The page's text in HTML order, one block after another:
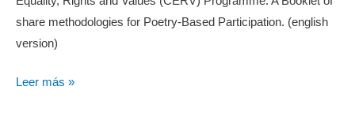
share methodologies for Poetry-Based Participation. (english
version)
Poetry
Leer más »